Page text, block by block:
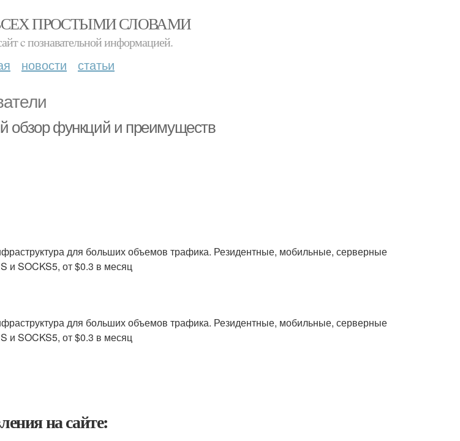
ПРОСТЫМИ СЛОВАМИ
c познавательной информацией.
новости статьи
обзор функций и преимуществ
для больших объемов трафика. Резидентные, мобильные, серверные
и SOCKS5, от $0.3 в месяц
для больших объемов трафика. Резидентные, мобильные, серверные
и SOCKS5, от $0.3 в месяц
на сайте: